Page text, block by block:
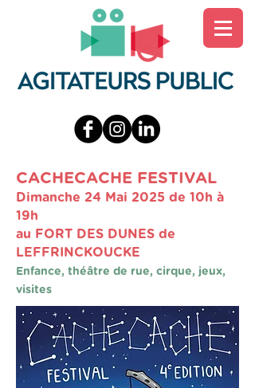
CACHECACHE FESTIVAL
Dimanche 24 Mai 2025 de 10h à
19h
au FORT DES DUNES de
LEFFRINCKOUCKE
Enfance, théâtre de rue, cirque, jeux,
visites